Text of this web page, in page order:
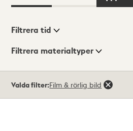
Visningsläge
Filtrera tid
Filtrera materialtyper
träffar
Valda filter:Film & rörlig bild